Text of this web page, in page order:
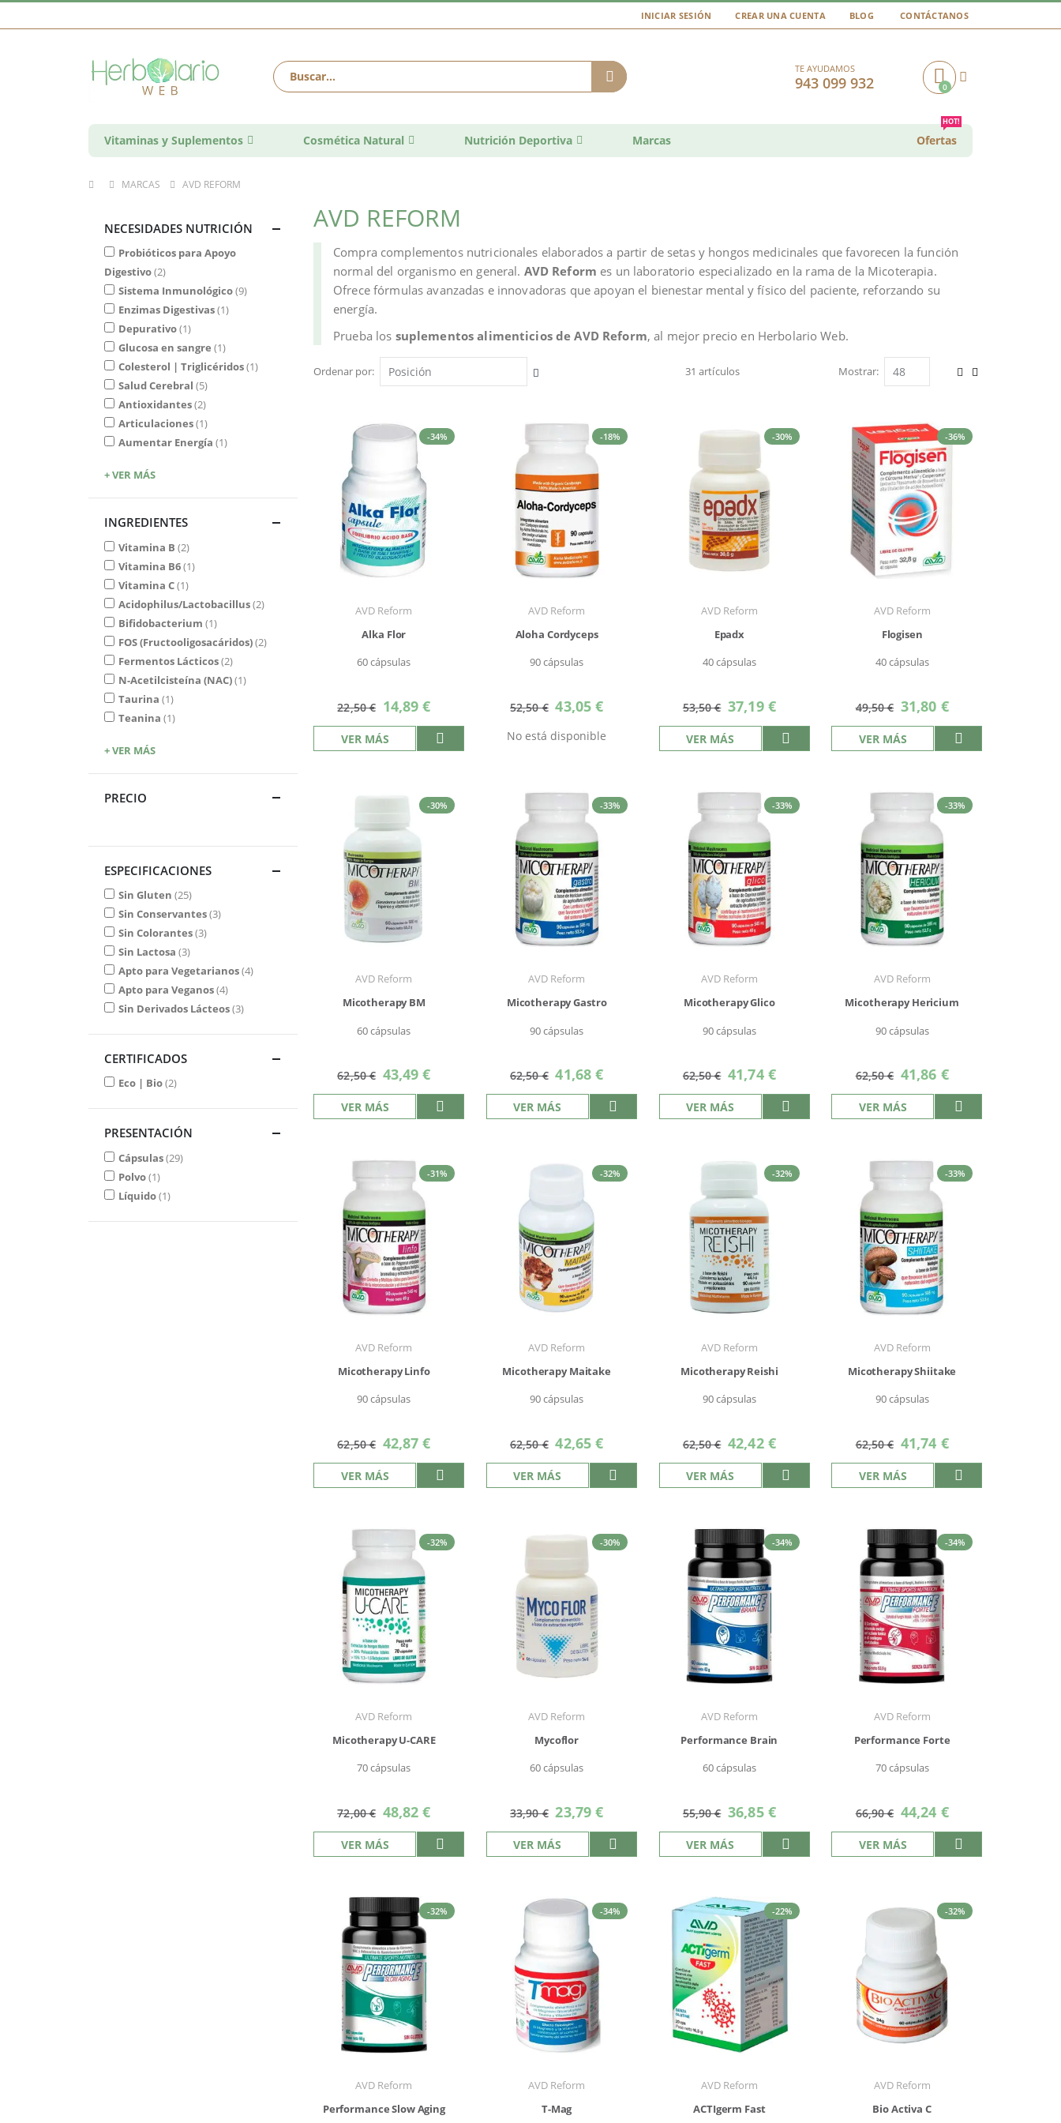
INICIAR SESIÓN CREAR UNA CUENTA BLOG CONTÁCTANOS
TE AYUDAMOS
943 099 932 Cart0
Vitaminas y Suplementos Cosmética Natural Nutrición Deportiva Marcas Ofertas
HOT!
MARCAS AVD REFORM
NECESIDADES NUTRICIÓN
Probióticos para Apoyo
Digestivo 2
Sistema Inmunológico 9
Enzimas Digestivas 1
Depurativo 1
Glucosa en sangre 1
Colesterol | Triglicéridos 1
Salud Cerebral 5
Antioxidantes 2
Articulaciones 1
Aumentar Energía 1
+ VER MÁS
INGREDIENTES
Vitamina B 2
Vitamina B6 1
Vitamina C 1
Acidophilus/Lactobacillus 2
Bifidobacterium 1
FOS (Fructooligosacáridos) 2
Fermentos Lácticos 2
N-Acetilcisteína (NAC) 1
Taurina 1
Teanina 1
+ VER MÁS
PRECIO
ESPECIFICACIONES
Sin Gluten 25
Sin Conservantes 3
Sin Colorantes 3
Sin Lactosa 3
Apto para Vegetarianos 4
Apto para Veganos 4
Sin Derivados Lácteos 3
CERTIFICADOS
Eco | Bio 2
PRESENTACIÓN
Cápsulas 29
Polvo 1
Líquido 1
AVD REFORM
Compra complementos nutricionales elaborados a partir de setas y hongos medicinales que favorecen la función
normal del organismo en general. AVD Reform es un laboratorio especializado en la rama de la Micoterapia.
Ofrece fórmulas avanzadas e innovadoras que apoyan el bienestar mental y físico del paciente, reforzando su
energía.
Prueba los suplementos alimenticios de AVD Reform, al mejor precio en Herbolario Web.
Ordenar por 31 artículos Mostrar
Ver
-34%
AVD Reform
Alka Flor
60 cápsulas
22,50 € Precio
especial
14,89 €
VER MÁS
-18%
AVD Reform
Aloha Cordyceps
90 cápsulas
52,50 € Precio
especial
43,05 €
No está disponible
-30%
AVD Reform
Epadx
40 cápsulas
53,50 € Precio
especial
37,19 €
VER MÁS
-36%
AVD Reform
Flogisen
40 cápsulas
49,50 € Precio
especial
31,80 €
VER MÁS
-30%
AVD Reform
Micotherapy BM
60 cápsulas
62,50 € Precio
especial
43,49 €
VER MÁS
-33%
AVD Reform
Micotherapy Gastro
90 cápsulas
62,50 € Precio
especial
41,68 €
VER MÁS
-33%
AVD Reform
Micotherapy Glico
90 cápsulas
62,50 € Precio
especial
41,74 €
VER MÁS
-33%
AVD Reform
Micotherapy Hericium
90 cápsulas
62,50 € Precio
especial
41,86 €
VER MÁS
-31%
AVD Reform
Micotherapy Linfo
90 cápsulas
62,50 € Precio
especial
42,87 €
VER MÁS
-32%
AVD Reform
Micotherapy Maitake
90 cápsulas
62,50 € Precio
especial
42,65 €
VER MÁS
-32%
AVD Reform
Micotherapy Reishi
90 cápsulas
62,50 € Precio
especial
42,42 €
VER MÁS
-33%
AVD Reform
Micotherapy Shiitake
90 cápsulas
62,50 € Precio
especial
41,74 €
VER MÁS
-32%
AVD Reform
Micotherapy U-CARE
70 cápsulas
72,00 € Precio
especial
48,82 €
VER MÁS
-30%
AVD Reform
Mycoflor
60 cápsulas
33,90 € Precio
especial
23,79 €
VER MÁS
-34%
AVD Reform
Performance Brain
60 cápsulas
55,90 € Precio
especial
36,85 €
VER MÁS
-34%
AVD Reform
Performance Forte
70 cápsulas
66,90 € Precio
especial
44,24 €
VER MÁS
-32%
AVD Reform
Performance Slow Aging
-34%
AVD Reform
T-Mag
-22%
AVD Reform
ACTIgerm Fast
-32%
AVD Reform
Bio Activa C